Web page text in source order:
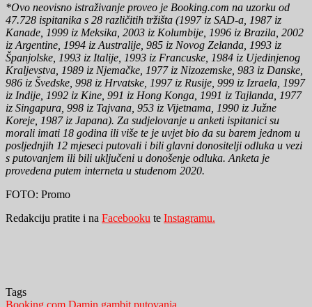
*Ovo neovisno istraživanje proveo je Booking.com na uzorku od
47.728 ispitanika s 28 različitih tržišta (1997 iz SAD-a, 1987 iz
Kanade, 1999 iz Meksika, 2003 iz Kolumbije, 1996 iz Brazila, 2002
iz Argentine, 1994 iz Australije, 985 iz Novog Zelanda, 1993 iz
Španjolske, 1993 iz Italije, 1993 iz Francuske, 1984 iz Ujedinjenog
Kraljevstva, 1989 iz Njemačke, 1977 iz Nizozemske, 983 iz Danske,
986 iz Švedske, 998 iz Hrvatske, 1997 iz Rusije, 999 iz Izraela, 1997
iz Indije, 1992 iz Kine, 991 iz Hong Konga, 1991 iz Tajlanda, 1977
iz Singapura, 998 iz Tajvana, 953 iz Vijetnama, 1990 iz Južne
Koreje, 1987 iz Japana). Za sudjelovanje u anketi ispitanici su
morali imati 18 godina ili više te je uvjet bio da su barem jednom u
posljednjih 12 mjeseci putovali i bili glavni donositelji odluka u vezi
s putovanjem ili bili uključeni u donošenje odluka. Anketa je
provedena putem interneta u studenom 2020.
FOTO: Promo
Redakciju pratite i na Facebooku te Instagramu.
Tags
Booking.com Damin gambit putovanja